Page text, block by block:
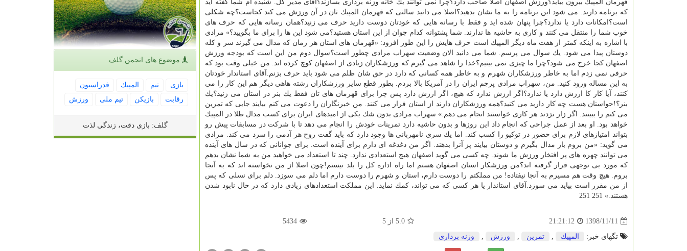
قهرمان المپیك بیرون بیاید؟ورزش اصفهان اصلا صاحب دارد؟چرا نمی توانند یك خانه وزنه برداری بسازند؟آقای مدیر كل. شنیده ام شما گفته اید
كه برنامه دارید. می شود این برنامه را به ما نشان بدهید؟اصلا می دانید سالنی كه قهرمان المپیك تان در آن ورزش می كند كجاست؟چه شكلی
است؟امكانات دارد یا ندارد؟چرا پنهان شده اید و فقط با رسانه هایی كه خودتان دوست دارید حرف می زنید؟همان رسانه هایی كه حرف های
خوب شما را منتقل می كنند و كاری به حاشیه ها ندارند. شما پشتوانه كدام جوان از این استان هستید؟می شود این ها را برای ما بگویید؟» مرادی
با اشاره به اینكه كمتر از هفت ماه دیگر المپیك است حرف هایش را این طور افزود: «قهرمان های استان هر زمان كه مدال می گیرند سر و كله
دوستان پیدا می شود. یك سوال می پرسم. شما می دانید الان وضعیت سهراب مرادی چطور است؟سوال دوم من این است كه بودجه ورزش
اصفهان كجا خرج می شود؟چرا ما چیزی نمی بینیم؟خدا را شاهد می گیرم كه ورزشكاران زیادی از اصفهان كوچ كرده اند. من خیلی وقت بود كه
حرفی نمی زدم اما به خاطر ورزشكاران شهرم و به خاطر همه كسانی كه دارد در حق شان ظلم می شود باید حرف بزنم.آقای استاندار خودتان
به این مساله ورود كنید. من، سهراب مرادی پرچم ایران را در آمریكا بالا بردم. بطور قطع سایر ورزشكاران رشته هاهی دیگر هم این كار را می
كنند، آیا كار كا ارزش دارد یا ندارد؟اگر ارزش ندارد كه هیچ، اگر ارزش دارد پس چرا برای قهرمان های تان فقط یك بنر در استان می زنید؟یك
بنر؟!حواستان هست چه كار دارید می كنید؟همه ورزشكاران دارند از استان فرار می كنند. من خبرنگاران را دعوت می كنم بیایند جایی كه تمرین
می كنم را ببینند. اگر زار نزدند هر كاری خواستند انجام می دهم.» سهراب مرادی بدون شك یكی از امیدهای ایران برای كسب مدال طلا در المپیك
خواهد بود. او بعد از عمل جراحی كه انجام داد این روزها و بدون حاشیه دارد تمرینات خودش را انجام می دهد تا با شركت در مسابقات پیش رو
بتواند امتیازهای لازم برای حضور در توكیو را كسب كند. اما یك سری نامهربانی ها وجود دارد كه باید گفت روح هر آدمی را سرد می كند. مرادی
می گوید: «من بروم باز مدال بگیرم و دوستان بیایند پز آنرا بدهند. اگر من دغدغه ای دارم برای آینده است. برای جوانانی كه در سال های آینده
می توانند چهره های پر افتخار ورزش ما شوند. چه كسی می گوید اصفهان هیچ استعدادی ندارد. چند تا استعداد می خواهید من به شما نشان بدهم
كه مورد بی توجهی قرار گرفته اند؟من ورزشكار استان اصفهان هستم اما راه اداره كل را بلد نیستم!چون اصلا از من نخواسته اند كه به آنجا
بروم. هیچ وقت هم مسیرم به آنجا نیفتاده! من مملكتم را دوست دارم، استان و شهرم را دوست دارم اما دلم می سوزد. دلم برای نسلی كه پس
از من مقرر است بیاید می سوزد.آقای استاندار یا هر كسی كه می تواند، كمك نماید. این مملكت استعدادهای زیادی دارد كه در حال نابود شدن
هستند.» 251 251
1398/11/11
21:21:12
5.0 از5
5434
تگهای خبر: المپیك , تمرین , ورزش , وزنه برداری
موضوع های انجمن گلف
بازی تیم المپیك
فدراسیون
رقابت
بازیكن تیم ملی ورزش
گلف: بازی دقت، زندگی لذت